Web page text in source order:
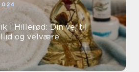
i Hillerød: Din vej til
og velvære